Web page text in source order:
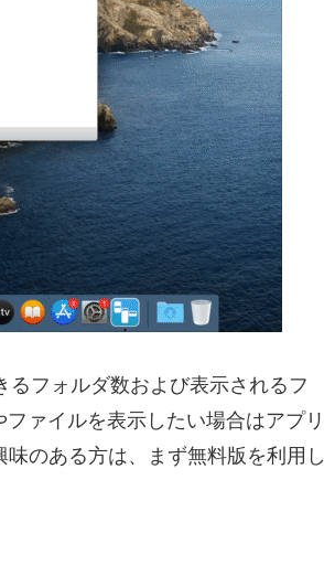
フォルダ数および表示されるフ
ァイルを表示したい場合はアプリ
のある方は、まず無料版を利用し